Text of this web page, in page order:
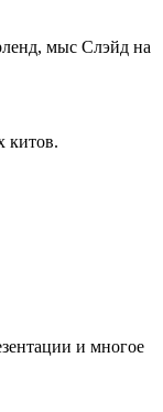
мыс Слэйд на
китов.
и многое